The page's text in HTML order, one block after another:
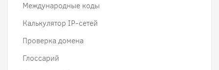
Международные коды
Калькулятор IP-сетей
Проверка домена
Глоссарий